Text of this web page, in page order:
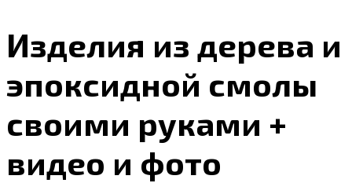
Изделия из дерева и
эпоксидной смолы
своими руками +
видео и фото